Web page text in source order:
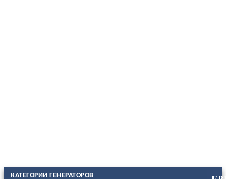
КАТЕГОРИИ ГЕНЕРАТОРОВ